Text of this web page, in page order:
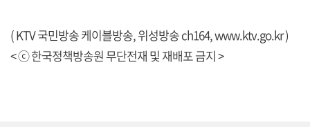
( KTV 국민방송 케이블방송, 위성방송 ch164,www.ktv.go.kr)
< ⓒ 한국정책방송원 무단전재 및 재배포 금지 >